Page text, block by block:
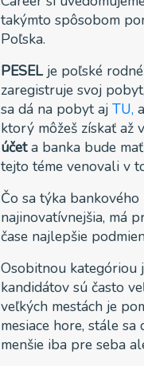
takýmto spôsobom
Poľska.
PESELje poľské
zaregistruje svoj
sa dá na pobyt ajTU,
ktorý môžeš získať až
účeta banka bude
tejto téme venovali v
Čo sa týka
najinovatívnejšia, má
čase najlepšie
Osobitnou kategóriou
kandidátov sú často
veľkých mestách je
mesiace hore, stále
menšie iba pre seba